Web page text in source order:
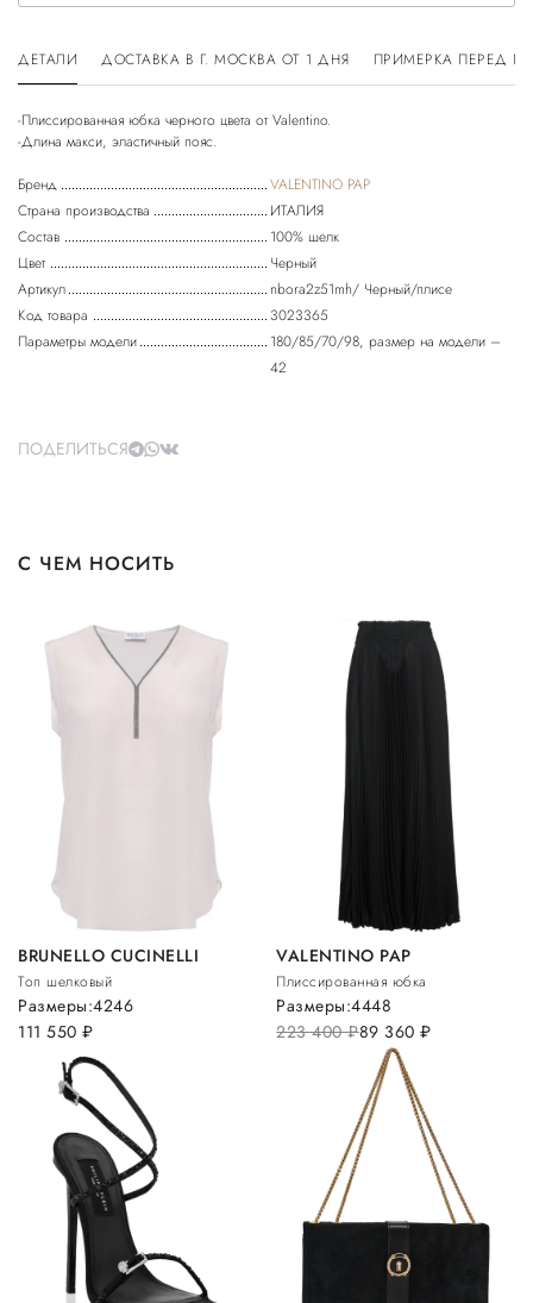
ДЕТАЛИ ДОСТАВКА В Г. МОСКВА ОТ 1 ДНЯ ПРИМЕРКА ПЕРЕД
-Плиссированная юбка черного цвета от Valentino.
Бренд
VALENTINO PAP
Страна производства
ИТАЛИЯ
Состав
100% шелк
Цвет
Черный
Артикул
nbora2z51mh/ Черный/плисе
Код товара
3023365
Параметры модели
180/85/70/98, размер на модели –
42
ПОДЕЛИТЬСЯ
С ЧЕМ НОСИТЬ
BRUNELLO CUCINELLI
Топ шелковый
111 550 руб.
Размеры:4246
VALENTINO PAP
Плиссированная юбка
223 400руб.89 360руб.
Размеры:4448